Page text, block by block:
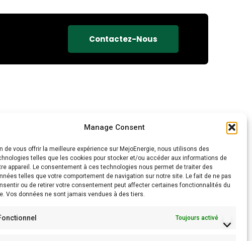
Manage Consent
de vous offrir la meilleure expérience sur MejoEnergie, nous utilisons des
telles que les cookies pour stocker et/ou accéder aux informations de
appareil. Le consentement à ces technologies nous permet de traiter des
telles que votre comportement de navigation sur notre site. Le fait de ne pas
ou de retirer votre consentement peut affecter certaines fonctionnalités du
Vos données ne sont jamais vendues à des tiers.
Toujours activé
Contactez-Nous
Appt 06
Instagram